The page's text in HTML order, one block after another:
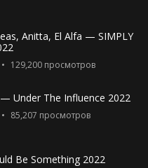
Anitta, El Alfa — SIMPLY
129,200просмотров
Under The Influence 2022
85,207 просмотров
Be Something 2022